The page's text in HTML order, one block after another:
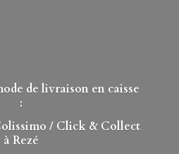
de livraison en caisse
:
/ Click & Collect
à Rezé